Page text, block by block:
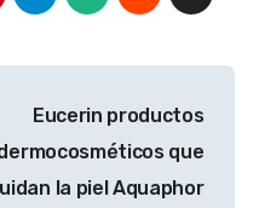
Eucerin productos
que
la piel Aquaphor